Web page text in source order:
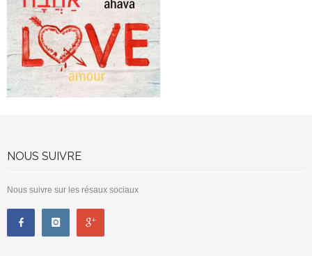
NOUS SUIVRE
Nous suivre sur les résaux sociaux